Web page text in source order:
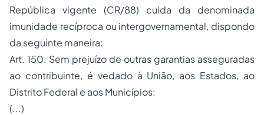
República vigente (CR/88) cuida da denominada
imunidade recíproca ou intergovernamental, dispondo
da seguinte maneira:
Art. 150. Sem prejuízo de outras garantias asseguradas
ao contribuinte, é vedado à União, aos Estados, ao
Distrito Federal e aos Municípios:
(...)